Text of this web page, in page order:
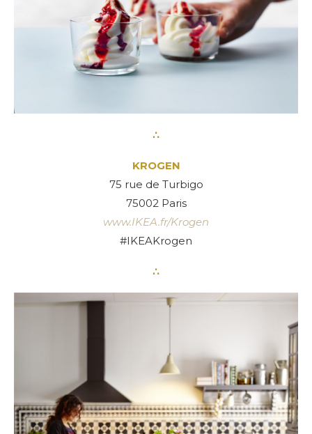
∴
KROGEN
75 rue de Turbigo
75002 Paris
www.IKEA.fr/Krogen
#IKEAKrogen
∴